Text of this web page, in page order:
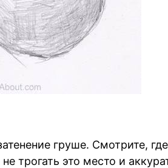
груше. Смотрите,
трогать это место и